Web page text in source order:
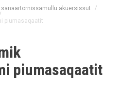
akuersissut
/
/
piumasaqaatit
piumasaqaatit